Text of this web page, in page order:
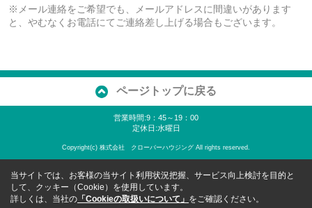
※メール連絡をご希望でも、メールアドレスに間違いがあります
と、やむなくお電話にてご連絡差し上げる場合もございます。
ページトップに戻る
営業時間:9：45～19：00
定休日:水曜日
Copyright(c) 株式会社 クローバーハウジング All rights reserved.
当サイトでは、お客様の当サイト利用状況把握、サービス向上検討を目的と
して、クッキー（Cookie）を使用しています。
詳しくは、当社の 「Cookieの取扱いについて」 をご確認ください。